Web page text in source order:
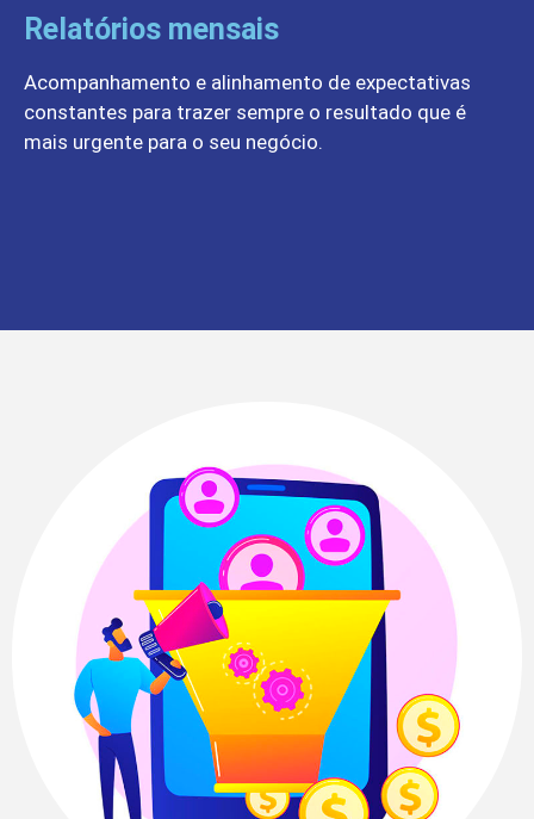
Relatórios mensais
Acompanhamento e alinhamento de expectativas
constantes para trazer sempre o resultado que é
mais urgente para o seu negócio.